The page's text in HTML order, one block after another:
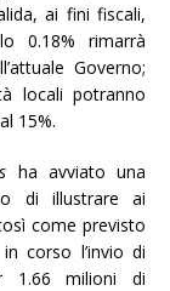
ai fini fiscali,
0.18% rimarrà
Governo;
locali potranno
15%.
ha avviato una
di illustrare ai
come previsto
corso l’invio di
1.66 milioni di